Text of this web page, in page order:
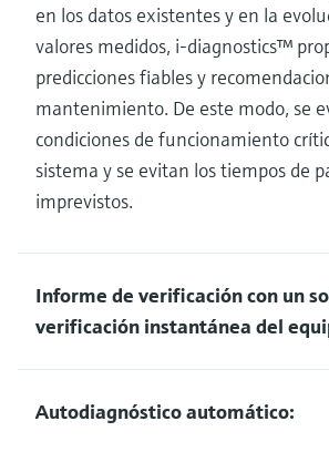
en los datos existentes y en la
valores medidos, i-diagnostics™
predicciones fiables y
mantenimiento. De este modo, se
condiciones de funcionamiento
sistema y se evitan los tiempos de
imprevistos.
Informe de verificación con un
verificación instantánea del
Autodiagnóstico automático: